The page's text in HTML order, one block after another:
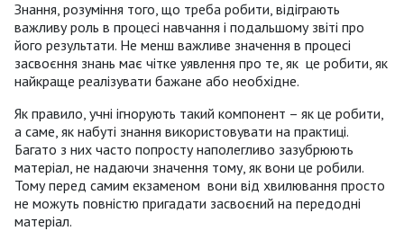
Знання, розуміння того, що треба робити, відіграють
важливу роль в процесі навчання і подальшому звіті про
його результати. Не менш важливе значення в процесі
засвоєння знань має чітке уявлення про те, як це робити, як
найкраще реалізувати бажане або необхідне.
Як правило, учні ігнорують такий компонент – як це робити,
а саме, як набуті знання використовувати на практиці.
Багато з них часто попросту наполегливо зазубрюють
матеріал, не надаючи значення тому, як вони це робили.
Тому перед самим екзаменом вони від хвилювання просто
не можуть повністю пригадати засвоєний на передодні
матеріал.